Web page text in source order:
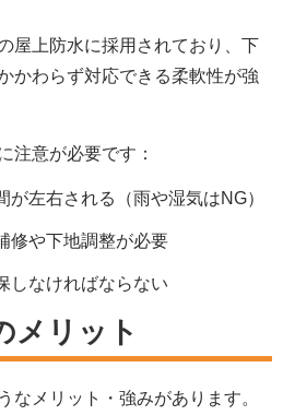
屋上防水に採用されており、下
かわらず対応できる柔軟性が強
注意が必要です：
左右される（雨や湿気はNG）
修や下地調整が必要
しなければならない
メリット
なメリット・強みがあります。